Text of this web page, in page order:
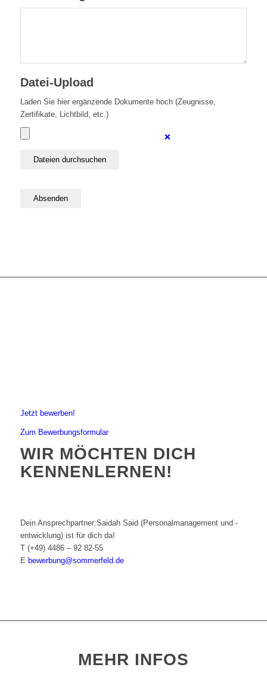
Datei-Upload
Laden Sie hier ergänzende Dokumente hoch (Zeugnisse,
Zertifikate, Lichtbild, etc.)
❌
Jetzt bewerben!
Zum Bewerbungsformular
WIR MÖCHTEN DICH
KENNENLERNEN!
Dein Ansprechpartner:Saidah Said (Personalmanagement und -
entwicklung) ist für dich da!
T(+49) 4486 – 92 82-55
E bewerbung@sommerfeld.de
MEHR INFOS